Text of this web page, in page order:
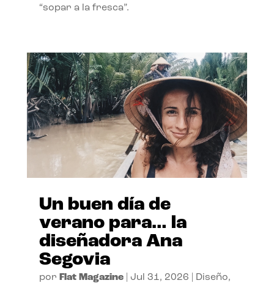
“sopar a la fresca”.
Un buen día de
verano para… la
diseñadora Ana
Segovia
por Flat Magazine| Jul 31, 2026 Diseño,